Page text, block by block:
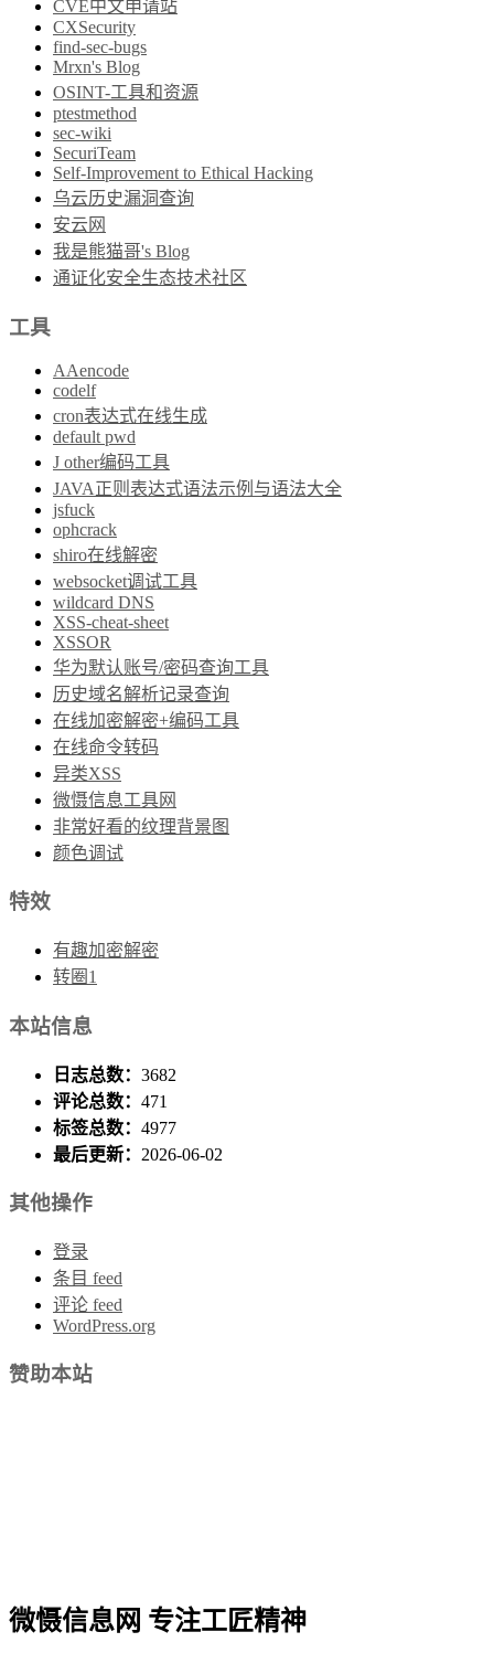
CVE中文申请站
CXSecurity
find-sec-bugs
Mrxn's Blog
OSINT-工具和资源
ptestmethod
sec-wiki
SecuriTeam
Self-Improvement to Ethical Hacking
乌云历史漏洞查询
安云网
我是熊猫哥's Blog
通证化安全生态技术社区
工具
AAencode
codelf
cron表达式在线生成
default pwd
J other编码工具
JAVA正则表达式语法示例与语法大全
jsfuck
ophcrack
shiro在线解密
websocket调试工具
wildcard DNS
XSS-cheat-sheet
XSSOR
华为默认账号/密码查询工具
历史域名解析记录查询
在线加密解密+编码工具
在线命令转码
异类XSS
微慑信息工具网
非常好看的纹理背景图
颜色调试
特效
有趣加密解密
转圈1
本站信息
日志总数： 3682
评论总数： 471
标签总数： 4977
最后更新： 2026-06-02
其他操作
登录
条目 feed
评论 feed
WordPress.org
赞助本站
微慑信息网 专注工匠精神